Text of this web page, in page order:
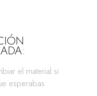
el material si
esperabas